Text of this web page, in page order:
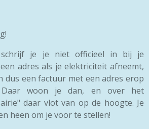
je je niet officieel in bij je
adres als je elektriciteit afneemt,
dus een factuur met een adres erop
Daar woon je dan, en over het
daar vlot van op de hoogte. Je
heen om je voor te stellen!